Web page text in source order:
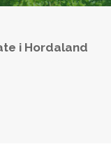
i Hordaland